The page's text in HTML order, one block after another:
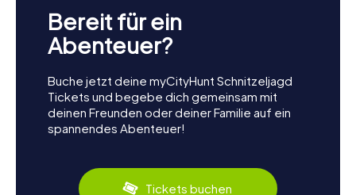
Bereit für ein
Abenteuer?
Buche jetzt deine myCityHunt Schnitzeljagd
Tickets und begebe dich gemeinsam mit
deinen Freunden oder deiner Familie auf ein
spannendes Abenteuer!
Tickets buchen